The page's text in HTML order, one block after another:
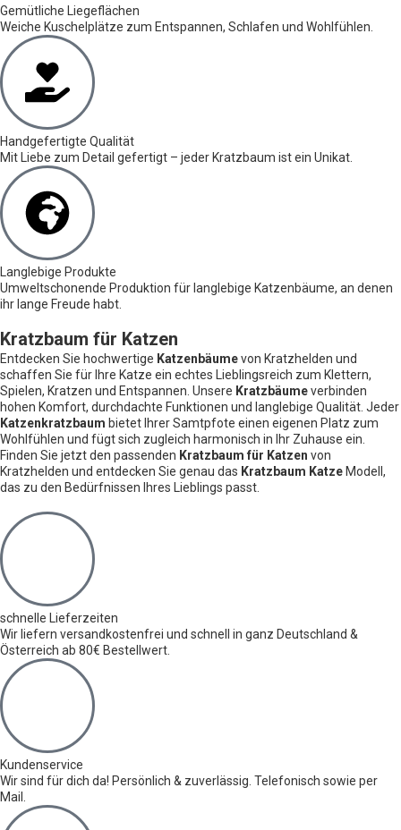
Gemütliche Liegeflächen
Weiche Kuschelplätze zum Entspannen, Schlafen und Wohlfühlen.
Handgefertigte Qualität
Mit Liebe zum Detail gefertigt – jeder Kratzbaum ist ein Unikat.
Langlebige Produkte
Umweltschonende Produktion für langlebige Katzenbäume, an denen
ihr lange Freude habt.
Kratzbaum für Katzen
Entdecken Sie hochwertige Katzenbäumevon Kratzhelden und
schaffen Sie für Ihre Katze ein echtes Lieblingsreich zum Klettern,
Spielen, Kratzen und Entspannen. Unsere Kratzbäumeverbinden
hohen Komfort, durchdachte Funktionen und langlebige Qualität. Jeder
Katzenkratzbaum bietet Ihrer Samtpfote einen eigenen Platz zum
Wohlfühlen und fügt sich zugleich harmonisch in Ihr Zuhause ein.
Finden Sie jetzt den passenden Kratzbaum für Katzen von
Kratzhelden und entdecken Sie genau das Kratzbaum Katze Modell,
das zu den Bedürfnissen Ihres Lieblings passt.
schnelle Lieferzeiten
Wir liefern versandkostenfrei und schnell in ganz Deutschland &
Österreich ab 80€ Bestellwert.
Kundenservice
Wir sind für dich da! Persönlich & zuverlässig. Telefonisch sowie per
Mail.